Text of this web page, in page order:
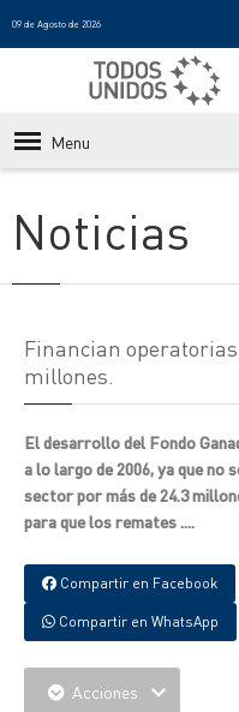
09 de Agosto de 2026
Menu
Noticias
Financian
millones.
El desarrollo del Fondo
a lo largo de 2006, ya que
sector por más de 24.3
para que los remates ....
Compartir en Facebook
Compartir en WhatsApp
Acciones